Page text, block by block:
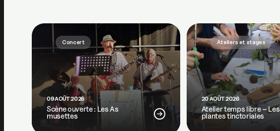
Concert
09 AOÛT 2026
Scène ouverte : Les As
musettes
Ateliers et stages
20 AOÛT 2026
Atelier temps libre – Les
plantes tinctoriales